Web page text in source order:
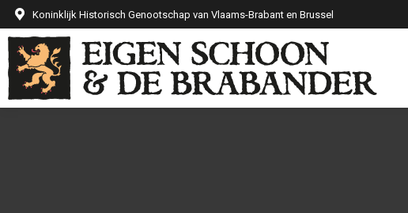
Koninklijk Historisch Genootschap van Vlaams-Brabant en Brussel